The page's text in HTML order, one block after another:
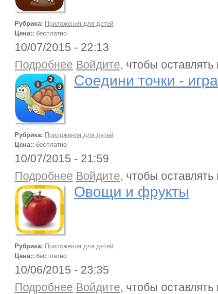
Рубрика: Приложения для детей
Цена:: бесплатно
10/07/2015 - 22:13
Подробнее о Соедини точки - игра для малышей
Войдите, чтобы
Соедини точки -
Рубрика: Приложения для детей
Цена:: бесплатно
10/07/2015 - 21:59
Подробнее о Овощи и фрукты
Войдите, чтобы
Овощи и фрукты
Рубрика: Приложения для детей
Цена:: бесплатно
10/06/2015 - 23:35
Подробнее о Женские и мужсике имена детей / подобрать
Войдите, чтобы